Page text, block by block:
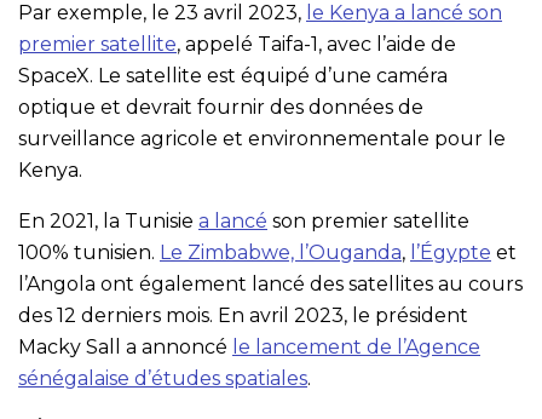
Par exemple, le 23 avril 2023, le Kenya a lancé son
premier satellite, appelé Taifa-1, avec l’aide de
SpaceX. Le satellite est équipé d’une caméra
optique et devrait fournir des données de
surveillance agricole et environnementale pour le
Kenya.
En 2021, la Tunisie a lancé son premier satellite
100% tunisien. Le Zimbabwe, l’Ouganda, l’Égypte et
l’Angola ont également lancé des satellites au cours
des 12 derniers mois. En avril 2023, le président
Macky Sall a annoncé le lancement de l’Agence
sénégalaise d’études spatiales.